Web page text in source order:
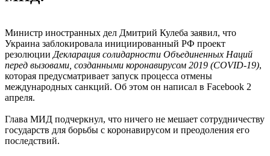
Министр иностранных дел Дмитрий Кулеба заявил, что
Украина заблокировала инициированный РФ проект
резолюции Декларация солидарности Объединенных Наций
перед вызовами, созданными коронавирусом 2019 (COVID-19),
которая предусматривает запуск процесса отмены
международных санкций. Об этом он написал в Facebook 2
апреля.
Глава МИД подчеркнул, что ничего не мешает сотрудничеству
государств для борьбы с коронавирусом и преодоления его
последствий.